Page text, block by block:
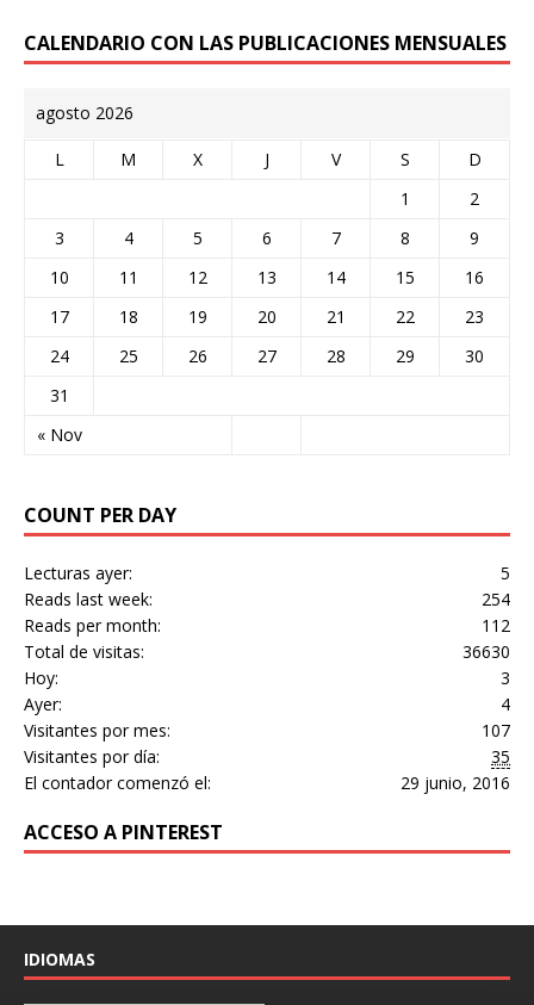
CALENDARIO CON LAS PUBLICACIONES MENSUALES
agosto 2026
L M X J V S D
« Nov
1
2
3
4 5 6 7 8
9
10
11 12 13 14 15
16
17
18 19 20 21 22
23
24
25 26 27 28 29
30
31
COUNT PER DAY
5
Lecturas ayer:
254
Reads last week:
112
Reads per month:
36630
Total de visitas:
3
Hoy:
4
Ayer:
107
Visitantes por mes:
35
Visitantes por día:
29 junio, 2016
El contador comenzó el:
ACCESO A PINTEREST
IDIOMAS